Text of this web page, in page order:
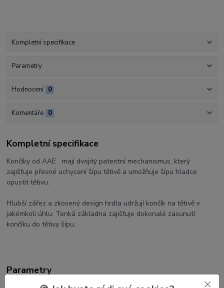
Kompletní specifikace
Parametry
Hodnocení 0
Komentáře 0
Kompletní specifikace
Končíky od AAE mají dvojitý patentní mechanismus, který
zajišťuje přesné uchycení šípu tětivě a umožňuje šípu hladce
opustit tětivu.
Hlubší zářez a zkosený design hrdla udržují končík na tětivě v
jakémkoli úhlu. Tenká základna zajišťuje dokonalé zasunutí
končíku do tětivy šípu.
Parametry